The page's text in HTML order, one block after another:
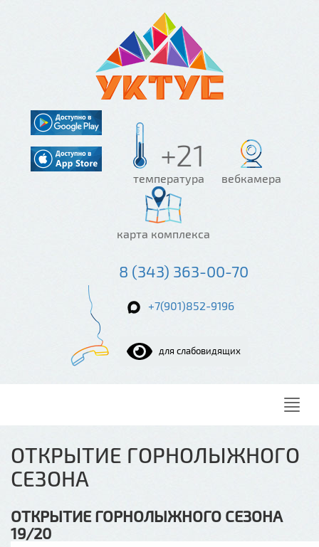
+21
температура вебкамера
карта комплекса
8 (343) 363-00-70
+7(901)852-9196
для слабовидящих
ОТКРЫТИЕ ГОРНОЛЫЖНОГО
СЕЗОНА
ОТКРЫТИЕ ГОРНОЛЫЖНОГО СЕЗОНА
19/20